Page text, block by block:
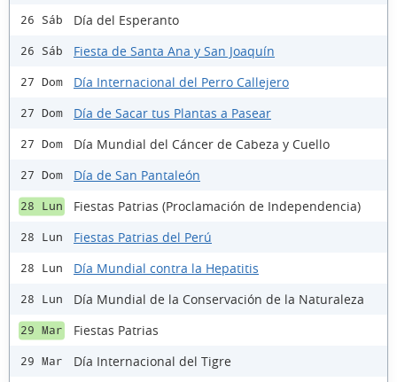
26 Sáb Día del Esperanto
26 Sáb Fiesta de Santa Ana y San Joaquín
27 Dom Día Internacional del Perro Callejero
27 Dom Día de Sacar tus Plantas a Pasear
27 Dom Día Mundial del Cáncer de Cabeza y Cuello
27 Dom Día de San Pantaleón
28 Lun Fiestas Patrias (Proclamación de Independencia)
28 Lun Fiestas Patrias del Perú
28 Lun Día Mundial contra la Hepatitis
28 Lun Día Mundial de la Conservación de la Naturaleza
29 Mar Fiestas Patrias
29 Mar Día Internacional del Tigre